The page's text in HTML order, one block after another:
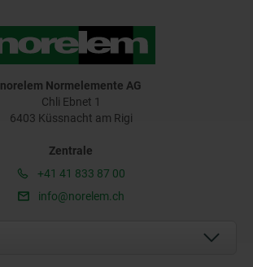
norelem Normelemente AG
Chli Ebnet 1
6403 Küssnacht am Rigi
Zentrale
+41 41 833 87 00
info@norelem.ch